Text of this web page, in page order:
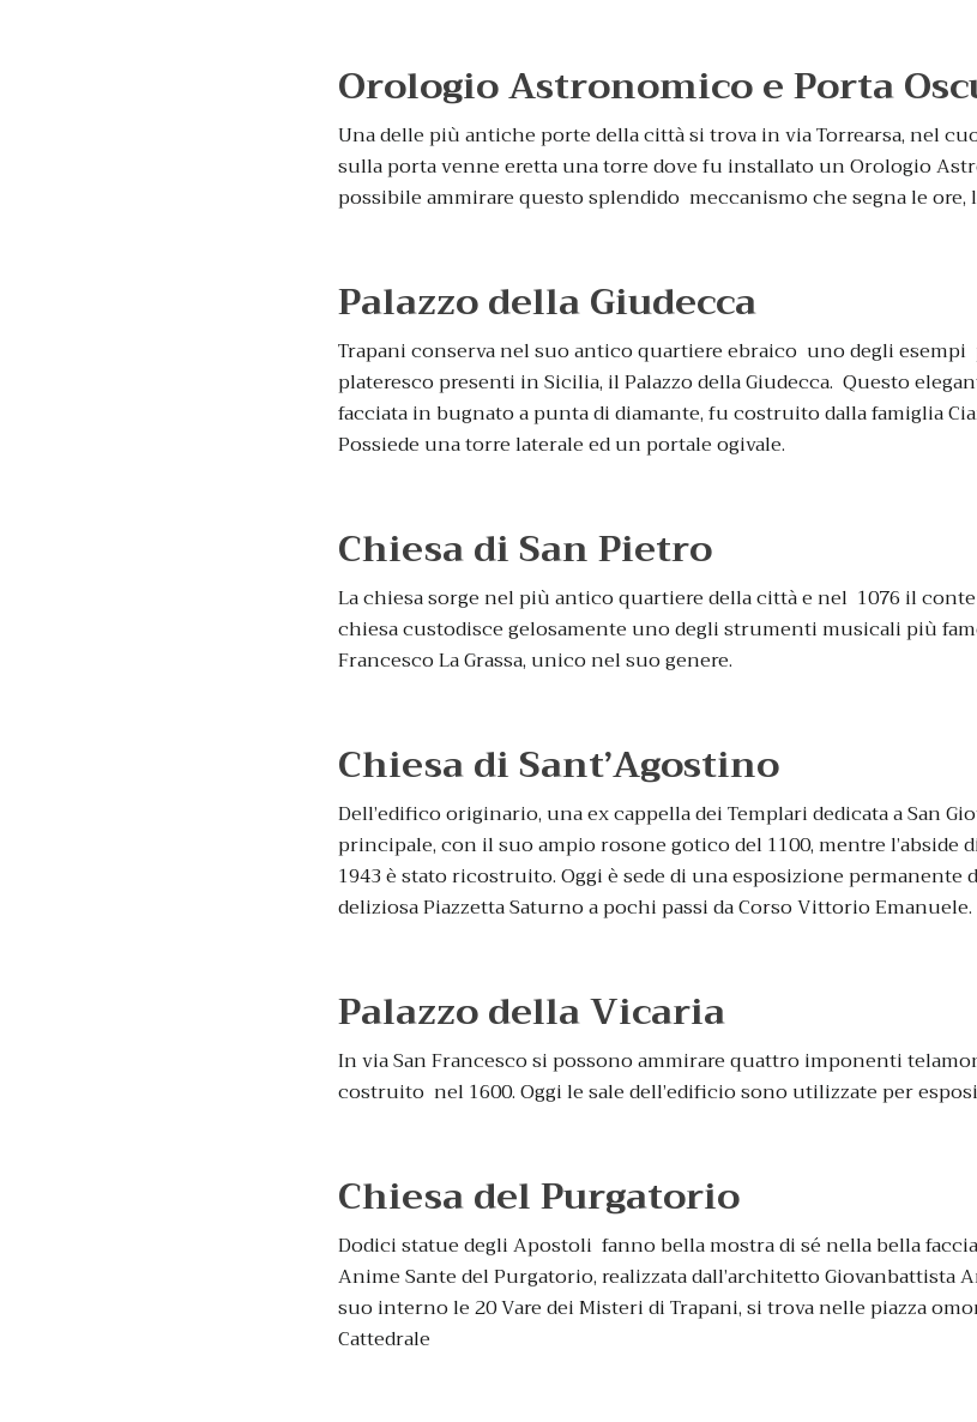
Orologio Astronomico e Porta
Una delle più antiche porte della città si trova in via Torrearsa, nel
sulla porta venne eretta una torre dove fu installato un Orologio
possibile ammirare questo splendido meccanismo che segna le ore,
Palazzo della Giudecca
Trapani conserva nel suo antico quartiere ebraico uno degli
plateresco presenti in Sicilia, il Palazzo della Giudecca. Questo
facciata in bugnato a punta di diamante, fu costruito dalla famiglia
Possiede una torre laterale ed un portale ogivale.
Chiesa di San Pietro
La chiesa sorge nel più antico quartiere della città e nel 1076 il
chiesa custodisce gelosamente uno degli strumenti musicali più
Francesco La Grassa, unico nel suo genere.
Chiesa di Sant’Agostino
Dell’edifico originario, una ex cappella dei Templari dedicata a San
principale, con il suo ampio rosone gotico del 1100, mentre
1943 è stato ricostruito. Oggi è sede di una esposizione permanente
deliziosa Piazzetta Saturno a pochi passi da Corso Vittorio Emanuele.
Palazzo della Vicaria
In via San Francesco si possono ammirare quattro imponenti
costruito nel 1600. Oggi le sale dell’edificio sono utilizzate per
Chiesa del Purgatorio
Dodici statue degli Apostoli fanno bella mostra di sé nella bella
Anime Sante del Purgatorio, realizzata dall’architetto Giovanbattista
suo interno le 20 Vare dei Misteri di Trapani, si trova nelle piazza
Cattedrale